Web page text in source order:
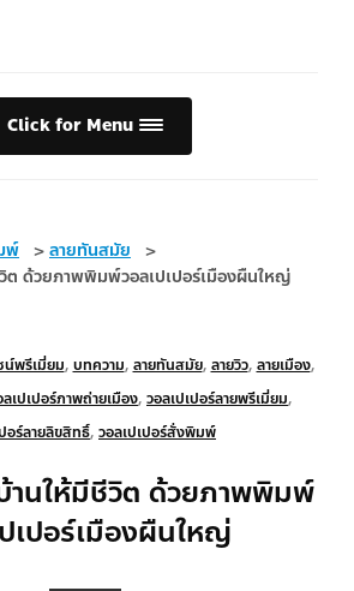
Click for Menu
พ์ >ลายทันสมัย
>
ต ด้วยภาพพิมพ์วอลเปเปอร์เมืองผืนใหญ่
น์พรีเมี่ยม, บทความ, ลายทันสมัย, ลายวิว, ลายเมือง,
ลเปเปอร์ภาพถ่ายเมือง, วอลเปเปอร์ลายพรีเมี่ยม,
อร์ลายลิขสิทธิ์, วอลเปเปอร์สั่งพิมพ์
านให้มีชีวิต ด้วยภาพพิมพ์
เปอร์เมืองผืนใหญ่